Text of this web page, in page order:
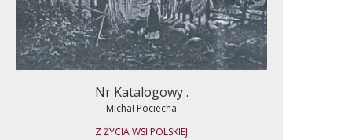
Nr Katalogowy .
Michał Pociecha
Z ŻYCIA WSI POLSKIEJ